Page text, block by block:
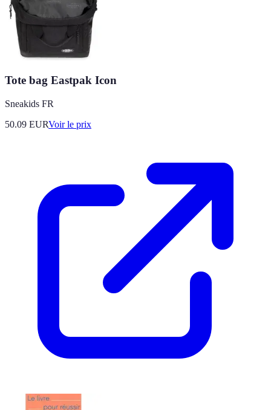
Tote bag Eastpak Icon
Sneakids FR
50.09 EURVoir le prix